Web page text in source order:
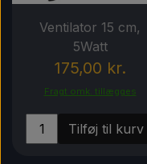
Ventilator 15 cm,
5Watt
175,00 kr.
Fragt omk. tillægges
Tilføj til kurv